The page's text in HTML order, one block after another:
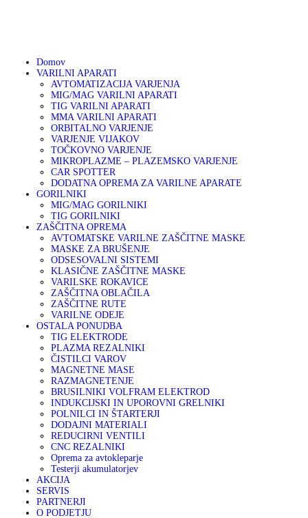
Domov
VARILNI APARATI
AVTOMATIZACIJA VARJENJA
MIG/MAG VARILNI APARATI
TIG VARILNI APARATI
MMA VARILNI APARATI
ORBITALNO VARJENJE
VARJENJE VIJAKOV
TOČKOVNO VARJENJE
MIKROPLAZME – PLAZEMSKO VARJENJE
CAR SPOTTER
DODATNA OPREMA ZA VARILNE APARATE
GORILNIKI
MIG/MAG GORILNIKI
TIG GORILNIKI
ZAŠČITNA OPREMA
AVTOMATSKE VARILNE ZAŠČITNE MASKE
MASKE ZA BRUŠENJE
ODSESOVALNI SISTEMI
KLASIČNE ZAŠČITNE MASKE
VARILSKE ROKAVICE
ZAŠČITNA OBLAČILA
ZAŠČITNE RUTE
VARILNE ODEJE
OSTALA PONUDBA
TIG ELEKTRODE
PLAZMA REZALNIKI
ČISTILCI VAROV
MAGNETNE MASE
RAZMAGNETENJE
BRUSILNIKI VOLFRAM ELEKTROD
INDUKCIJSKI IN UPOROVNI GRELNIKI
POLNILCI IN ŠTARTERJI
DODAJNI MATERIALI
REDUCIRNI VENTILI
CNC REZALNIKI
Oprema za avtokleparje
Testerji akumulatorjev
AKCIJA
SERVIS
PARTNERJI
O PODJETJU
GORILNIKI
ZAŠČITNA OPREMA
OSTALA PONUDBA
AKCIJA
SERVIS
PARTNERJI
O PODJETJU